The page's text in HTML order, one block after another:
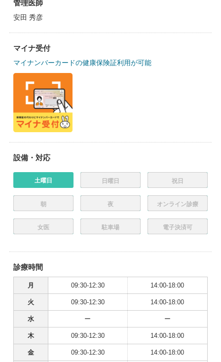
管理医師
安田 秀彦
マイナ受付
マイナンバーカードの健康保険証利用が可能
設備・対応
土曜日 日曜日 祝日
朝 夜 オンライン診療
女医 駐車場 電子決済可
診療時間
月 09:30-12:30 14:00-18:00
火 09:30-12:30 14:00-18:00
水 ー ー
木 09:30-12:30 14:00-18:00
金 09:30-12:30 14:00-18:00